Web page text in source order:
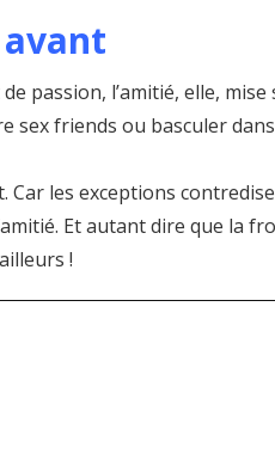
passion, l’amitié, elle, mise
sex friends ou basculer
les exceptions
Et autant dire que la
!